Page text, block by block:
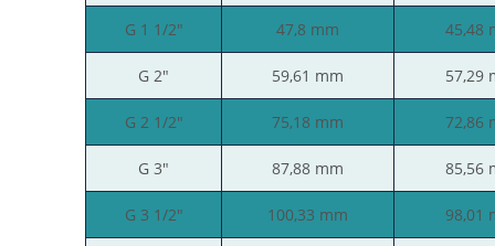
G 1 1/2" 47,8 mm 45,48
G 2" 59,61 mm 57,29
G 2 1/2" 75,18 mm 72,86
G 3" 87,88 mm 85,56
G 3 1/2" 100,33 mm 98,01